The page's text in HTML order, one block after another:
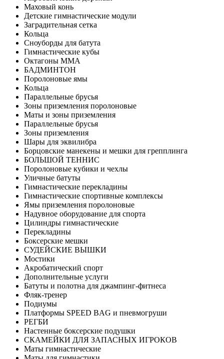
Маховый конь
Детские гимнастические модули
Заградительная сетка
Кольца
Сноуборды для батута
Гимнастические кубы
Октагоны MMA
БАДМИНТОН
Поролоновые ямы
Кольца
Параллельные брусья
Зоны приземления поролоновые
Маты и зоны приземления
Параллельные брусья
Зоны приземления
Шары для эквилибра
Борцовские манекены и мешки для грепплинга
БОЛЬШОЙ ТЕННИС
Поролоновые кубики и чехлы
Уличные батуты
Гимнастические перекладины
Гимнастические спортивные комплексы
Ямы приземления поролоновые
Надувное оборудование для спорта
Цилиндры гимнастические
Перекладины
Боксерские мешки
СУДЕЙСКИЕ ВЫШКИ
Мостики
Акробатический спорт
Дополнительные услуги
Батуты и полотна для джампинг-фитнеса
Фляк-тренер
Подиумы
Платформы SPEED BAG и пневмогруши
РЕГБИ
Настенные боксерские подушки
СКАМЕЙКИ ДЛЯ ЗАПАСНЫХ ИГРОКОВ
Маты гимнастические